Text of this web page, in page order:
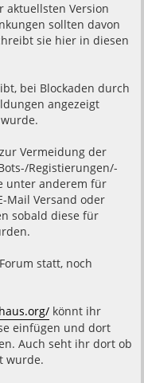
aktuellsten Version
sollten davon
sie hier in diesen
bei Blockaden durch
angezeigt
Vermeidung der
Registierungen/-
unter anderem für
Mail Versand oder
sobald diese für
statt, noch
könnt ihr
einfügen und dort
Auch seht ihr dort ob
wurde.